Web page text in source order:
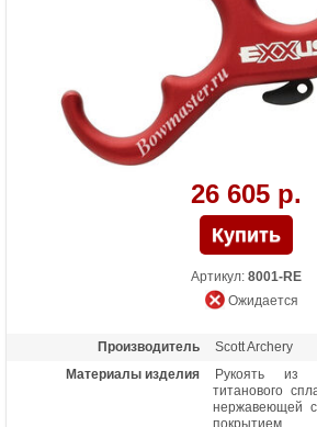
26 605 р.
Артикул: 8001-RE
Ожидается
Производитель
Scott Archery
Материалы изделия
Рукоять из
титанового
нержавеющей
покрытием